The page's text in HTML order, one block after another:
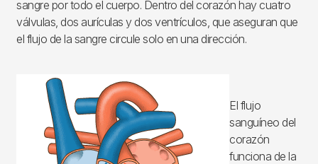
sangre por todo el cuerpo. Dentro del corazón hay cuatro
válvulas, dos aurículas y dos ventrículos, que aseguran que
el flujo de la sangre circule solo en una dirección.
Imagen
El flujo
sanguíneo del
corazón
funciona de la